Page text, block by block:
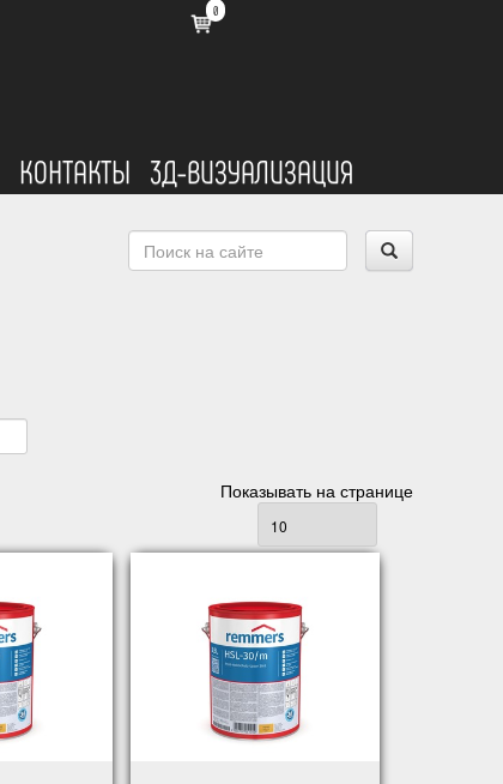
0
КОНТАКТЫ 3Д-ВИЗУАЛИЗАЦИЯ
Показывать на странице